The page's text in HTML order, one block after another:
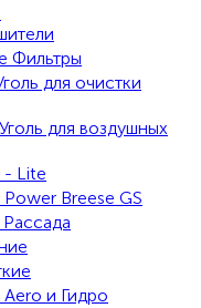
Фильтры
для очистки
Уголь для воздушных
- Lite
Breese GS
Рассада
и Гидро